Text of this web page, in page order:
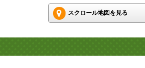
スクロール地図を見る